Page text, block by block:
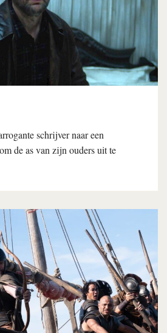
schrijver naar een
de as van zijn ouders uit te